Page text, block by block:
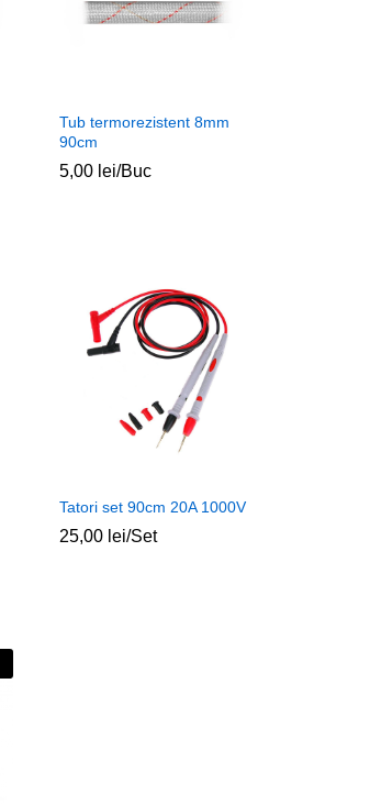
Tub termorezistent 8mm
90cm
5,00 lei/Buc
5,00 lei
Tatori set 90cm 20A 1000V
25,00 lei/Set
25,00 lei